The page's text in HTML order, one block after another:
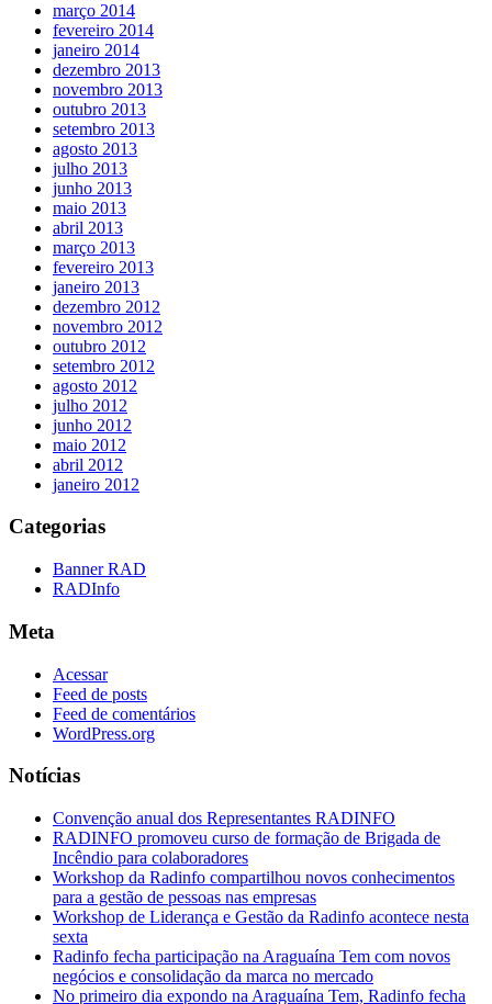
março 2014
fevereiro 2014
janeiro 2014
dezembro 2013
novembro 2013
outubro 2013
setembro 2013
agosto 2013
julho 2013
junho 2013
maio 2013
abril 2013
março 2013
fevereiro 2013
janeiro 2013
dezembro 2012
novembro 2012
outubro 2012
setembro 2012
agosto 2012
julho 2012
junho 2012
maio 2012
abril 2012
janeiro 2012
Categorias
Banner RAD
RADInfo
Meta
Acessar
Feed de posts
Feed de comentários
WordPress.org
Notícias
Convenção anual dos Representantes RADINFO
RADINFO promoveu curso de formação de Brigada de
Incêndio para colaboradores
Workshop da Radinfo compartilhou novos conhecimentos
para a gestão de pessoas nas empresas
Workshop de Liderança e Gestão da Radinfo acontece nesta
sexta
Radinfo fecha participação na Araguaína Tem com novos
negócios e consolidação da marca no mercado
No primeiro dia expondo na Araguaína Tem, Radinfo fecha